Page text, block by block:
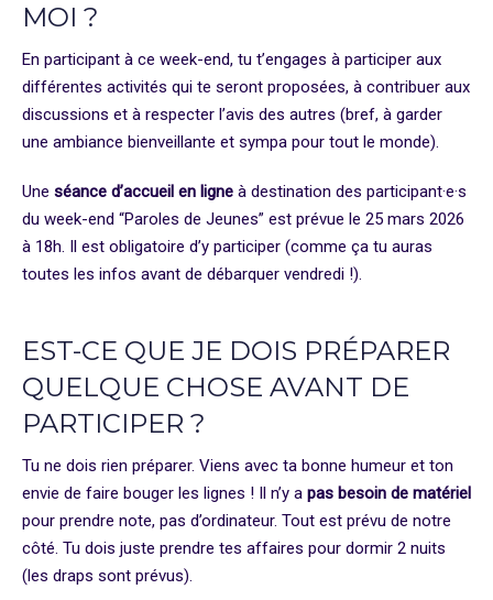
MOI ?
En participant à ce week-end, tu t’engages à participer aux
différentes activités qui te seront proposées, à contribuer aux
discussions et à respecter l’avis des autres (bref, à garder
une ambiance bienveillante et sympa pour tout le monde).
Une séance d’accueil en ligne à destination des participant·e·s
du week-end “Paroles de Jeunes” est prévue le 25 mars 2026
à 18h. Il est obligatoire d’y participer (comme ça tu auras
toutes les infos avant de débarquer vendredi !).
EST-CE QUE JE DOIS PRÉPARER
QUELQUE CHOSE AVANT DE
PARTICIPER ?
Tu ne dois rien préparer. Viens avec ta bonne humeur et ton
envie de faire bouger les lignes ! Il n’y a pas besoin de matériel
pour prendre note, pas d’ordinateur. Tout est prévu de notre
côté. Tu dois juste prendre tes affaires pour dormir 2 nuits
(les draps sont prévus).